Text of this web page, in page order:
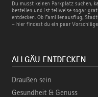
Du musst keinen Parkplatz suchen,
bestellen und ist teilweise sogar
entdecken. Ob Familienausflug,
– hier findest du ein paar Vorschläge.
Bus
und
Bahn
ALLGÄU ENTDECKEN
Draußen sein
Gesundheit & Genuss